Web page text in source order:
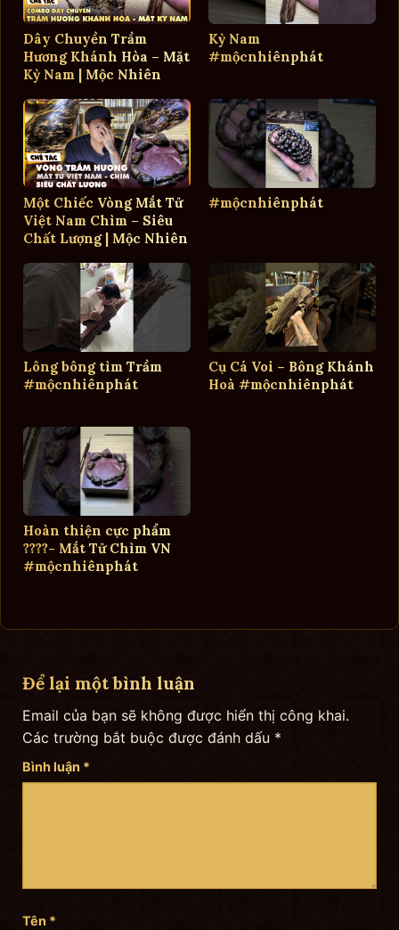
Dây Chuyền Trầm
Hương Khánh Hòa – Mặt
Kỳ Nam | Mộc Nhiên
Kỳ Nam
#mộcnhiênphát
Một Chiếc Vòng Mắt Tử
Việt Nam Chìm – Siêu
Chất Lượng | Mộc Nhiên
#mộcnhiênphát
Lông bông tìm Trầm
#mộcnhiênphát
Cụ Cá Voi – Bông Khánh
Hoà #mộcnhiênphát
Hoàn thiện cực phẩm
????- Mắt Tử Chìm VN
#mộcnhiênphát
Để lại một bình luận
Email của bạn sẽ không được hiển thị công khai.
Các trường bắt buộc được đánh dấu *
Bình luận *
Tên *